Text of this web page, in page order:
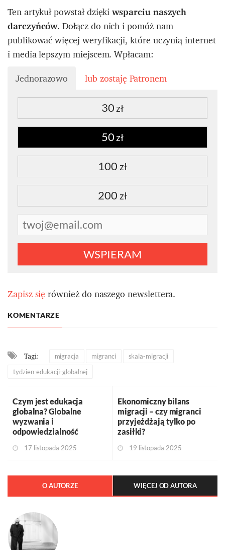
Ten artykuł powstał dziękiwsparciu naszych
darczyńców. Dołącz do nich i pomóż nam
publikować więcej weryfikacji, które uczynią internet
i media lepszym miejscem. Wpłacam:
Jednorazowo
lub zostaję Patronem
30 zł
50 zł
100 zł
200 zł
WSPIERAM
Zapisz sięrównież do naszego newslettera.
KOMENTARZE
Tagi: migracja migranci
skala-migracji
tydzien-edukacji-globalnej
Czym jest edukacja
globalna? Globalne
wyzwania i
odpowiedzialność
17 listopada 2025
Ekonomiczny bilans
migracji – czy migranci
przyjeżdżają tylko po
zasiłki?
19 listopada 2025
O AUTORZE WIĘCEJ OD AUTORA